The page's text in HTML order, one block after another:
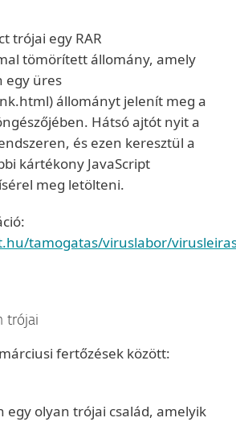
trójai egy RAR
tömörített állomány, amely
egy üres
állományt jelenít meg a
Hátsó ajtót nyit a
és ezen keresztül a
kártékony JavaScript
meg letölteni.
tamogatas/viruslabor/
trójai
fertőzések között:
egy olyan trójai család, amelyik